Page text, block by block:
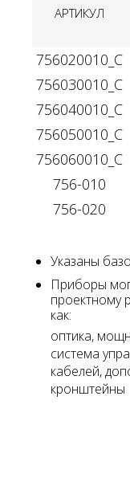
АРТИКУЛ
756020010_C
756030010_C
756040010_C
756050010_C
756060010_C
756-010
756-020
Указаны
Приборы
проектному
как:
оптика,
система
кабелей,
кронштейны